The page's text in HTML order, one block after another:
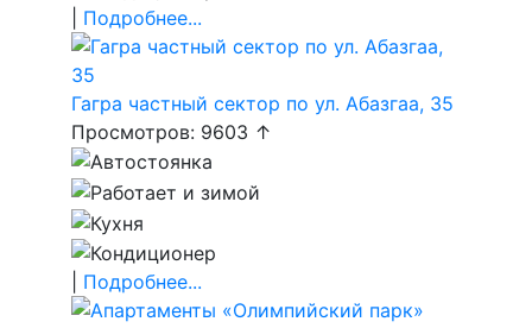
Подробнее...
Гагра частный сектор по ул. Абазгаа, 35
Просмотров: 9603 ↑
Подробнее...